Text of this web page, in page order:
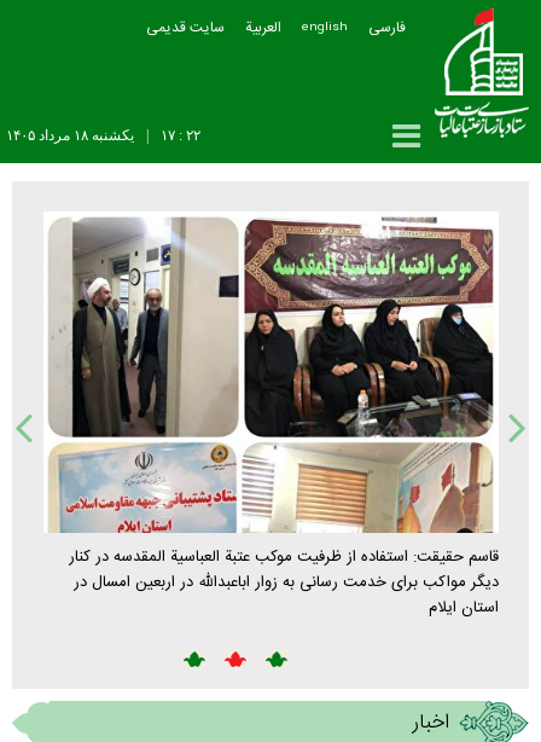
فارسی english العربیة سایت قدیمی
يکشنبه ۱۸ مرداد ۱۴۰۵ ۲۲ : ۱۷
قاسم حقیقت: استفاده از ظرفیت موکب عتبة العباسية المقدسه در کنار
دیگر مواکب برای خدمت رسانی به زوار اباعبدالله در اربعین امسال در
استان ایلام
اخبار